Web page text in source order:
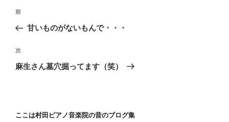
投
ナ
ビ
ゲ
前
の
稿
前
甘いものがないもんで・・・
次
の
次
麻生さん墓穴掘ってます（笑）
ここは村田ピアノ音楽院の昔のブログ集